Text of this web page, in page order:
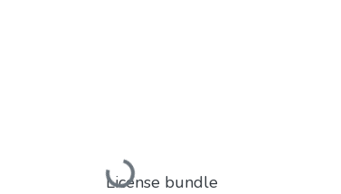
Loading...
License bundle